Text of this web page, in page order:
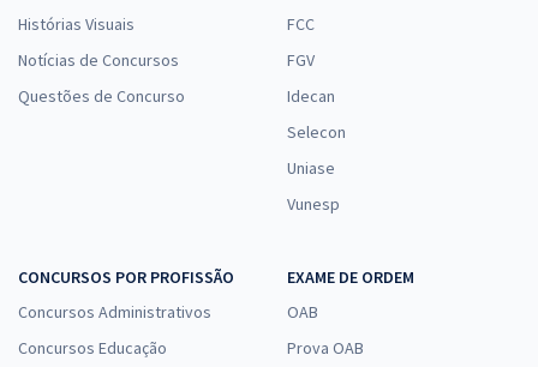
Histórias Visuais
Notícias de Concursos
Questões de Concurso
FCC
FGV
Idecan
Selecon
Uniase
Vunesp
CONCURSOS POR PROFISSÃO
Concursos Administrativos
Concursos Educação
EXAME DE ORDEM
OAB
Prova OAB